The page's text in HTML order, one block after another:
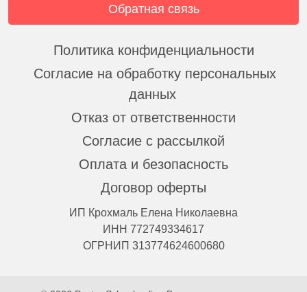
Обратная связь
Политика конфиденциальности
Согласие на обработку персональных
данных
Отказ от ответственности
Согласие с рассылкой
Оплата и безопасность
Договор оферты
ИП Крохмаль Елена Николаевна
ИНН 772749334617
ОГРНИП 313774624600680